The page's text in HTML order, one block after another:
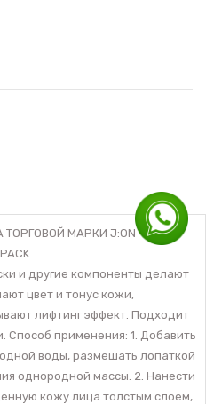
МАРКИ J:ON
и другие компоненты делают
цвет и тонус кожи,
лифтинг эффект. Подходит
Способ применения: 1. Добавить
воды, размешать лопаткой
однородной массы. 2. Нанести
кожу лица толстым слоем,